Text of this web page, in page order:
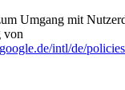
Umgang mit
von
intl/de/